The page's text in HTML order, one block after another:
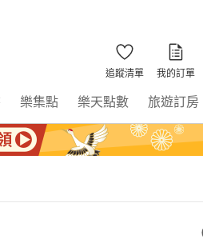
追蹤清單 我的訂單
樂集點 樂天點數 旅遊訂房